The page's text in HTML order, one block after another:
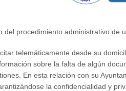
del procedimiento administrativo de
telemáticamente desde su
sobre la falta de algún
En esta relación con su
la confidencialidad y